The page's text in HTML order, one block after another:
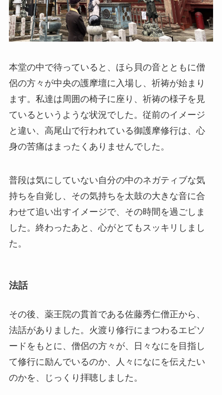
本堂の中で待っていると、ほら貝の音とともに僧
侶の方々が中央の護摩壇に入場し、祈祷が始まり
ます。私達は周囲の椅子に座り、祈祷の様子を見
ているというような状況でした。従前のイメージ
と違い、高尾山で行われている御護摩修行は、心
身の苦痛はまったくありませんでした。
普段は気にしていない自分の中のネガティブな気
持ちを自覚し、その気持ちを太鼓の大きな音に合
わせて追い出すイメージで、その時間を過ごしま
した。終わったあと、心がとてもスッキリしまし
た。
法話
その後、薬王院の貫首である佐藤秀仁僧正から、
法話がありました。火渡り修行にまつわるエピソ
ードをもとに、僧侶の方々が、日々なにを目指し
て修行に励んでいるのか、人々になにを伝えたい
のかを、じっくり拝聴しました。